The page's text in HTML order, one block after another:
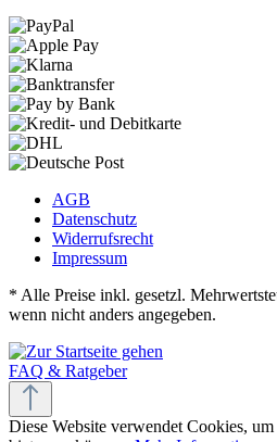
AGB
Datenschutz
Widerrufsrecht
Impressum
* Alle Preise inkl. gesetzl.
wenn nicht anders angegeben.
FAQ & Ratgeber
Diese Website verwendet Cookies,